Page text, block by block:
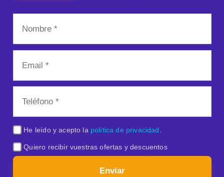
He leído y acepto la política de privacidad.
Quiero recibir vuestras ofertas y descuentos
Enviar